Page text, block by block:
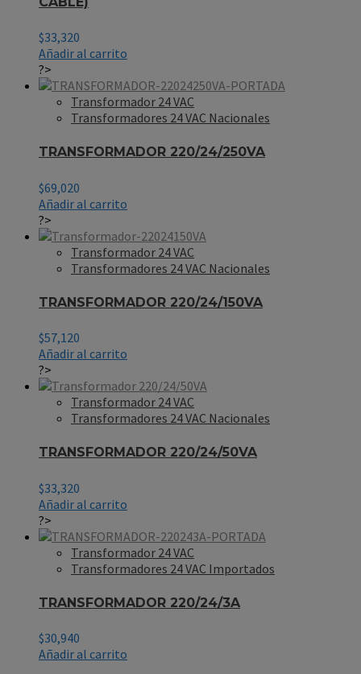
$33,320
Añadir al carrito
?>
Transformador 24 VAC
Transformadores 24 VAC Nacionales
TRANSFORMADOR 220/24/250VA
$69,020
Añadir al carrito
?>
Transformador 24 VAC
Transformadores 24 VAC Nacionales
TRANSFORMADOR 220/24/150VA
$57,120
Añadir al carrito
?>
Transformador 24 VAC
Transformadores 24 VAC Nacionales
TRANSFORMADOR 220/24/50VA
$33,320
Añadir al carrito
?>
Transformador 24 VAC
Transformadores 24 VAC Importados
TRANSFORMADOR 220/24/3A
$30,940
Añadir al carrito